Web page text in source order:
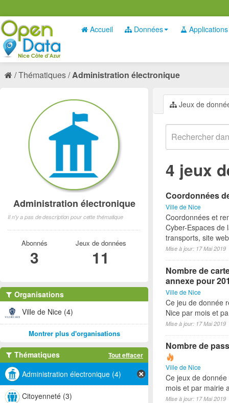
Accueil Données Applications
Thématiques Administration électronique
Jeux de
4 jeux
Coordonnées
Ville de Nice
Coordonnées et
Cyber-Espaces de
transports, site
Mise à jour: 17 Mai 2019
Nombre de
annexe pour
Ville de Nice
Ce jeu de donnée
Nice par mois et
Mise à jour: 17 Mai 2019
Nombre de
Ville de Nice
Ce jeux de
mois et par mairie
Mise à jour: 17 Mai 2019
Administration électronique
Il n'y a pas de description pour cette thématique
Abonnés
3
Jeux de données
11
Organisations
Ville de Nice (4)
Montrer plus d'organisations
Thématiques Tout effacer
Administration électronique (4)
Citoyenneté (3)